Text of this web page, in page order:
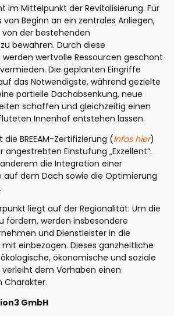
im Mittelpunkt der Revitalisierung. Für
Beginn an ein zentrales Anliegen,
der bestehenden
bewahren. Durch diese
werden wertvolle Ressourcen geschont
Die geplanten Eingriffe
das Notwendigste, während gezielte
partielle Dachabsenkung, neue
schaffen und gleichzeitig einen
Innenhof entstehen lassen.
die BREEAM-Zertifizierung (Infos hier)
Einstufung „Exzellent“.
die Integration einer
auf dem Dach sowie die Optimierung
liegt auf der Regionalität: Um die
fördern, werden insbesondere
und Dienstleister in die
einbezogen. Dieses ganzheitliche
ökonomische und soziale
dem Vorhaben einen
Charakter.
GmbH